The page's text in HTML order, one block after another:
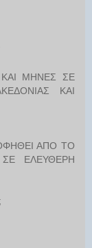
ΜΗΝΕΣ ΣΕ
ΚΑΙ
ΑΠΟ ΤΟ
ΕΛΕΥΘΕΡΗ